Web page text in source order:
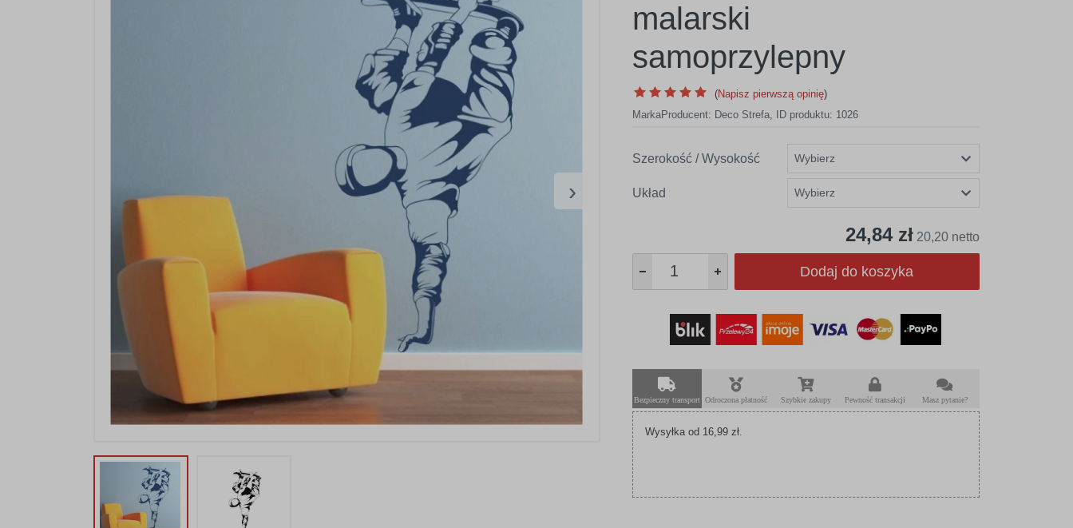
›
malarski
samoprzylepny
(Napisz pierwszą opinię)
MarkaProducent: Deco Strefa, ID produktu: 1026
Szerokość / Wysokość
Układ
24,84 zł 20,20 netto
Dodaj do koszyka
Bezpieczny transport Odroczona płatność Szybkie zakupy Pewność transakcji Masz pytanie?
Wysyłka od 16,99 zł.